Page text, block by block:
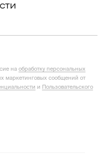
на обработку персональных
маркетинговых сообщений от
и Пользовательского